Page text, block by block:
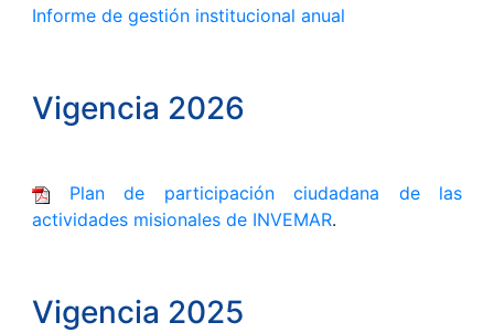
Informe de gestión institucional anual
Vigencia 2026
Plan de participación ciudadana de las
actividades misionales de INVEMAR.
Vigencia 2025